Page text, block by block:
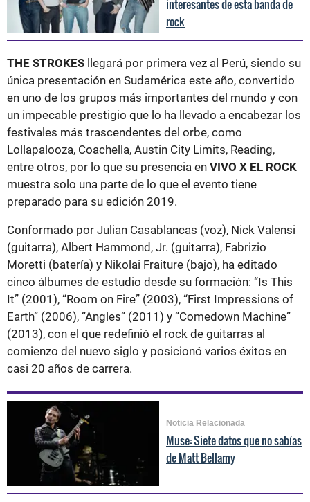
interesantes de esta banda de
rock
THE STROKES llegará por primera vez al Perú, siendo su
única presentación en Sudamérica este año, convertido
en uno de los grupos más importantes del mundo y con
un impecable prestigio que lo ha llevado a encabezar los
festivales más trascendentes del orbe, como
Lollapalooza, Coachella, Austin City Limits, Reading,
entre otros, por lo que su presencia en VIVO X EL ROCK
muestra solo una parte de lo que el evento tiene
preparado para su edición 2019.
Conformado por Julian Casablancas (voz), Nick Valensi
(guitarra), Albert Hammond, Jr. (guitarra), Fabrizio
Moretti (batería) y Nikolai Fraiture (bajo), ha editado
cinco álbumes de estudio desde su formación: “Is This
It” (2001), “Room on Fire” (2003), “First Impressions of
Earth” (2006), “Angles” (2011) y “Comedown Machine”
(2013), con el que redefinió el rock de guitarras al
comienzo del nuevo siglo y posicionó varios éxitos en
casi 20 años de carrera.
Noticia Relacionada
Muse: Siete datos que no sabías
de Matt Bellamy